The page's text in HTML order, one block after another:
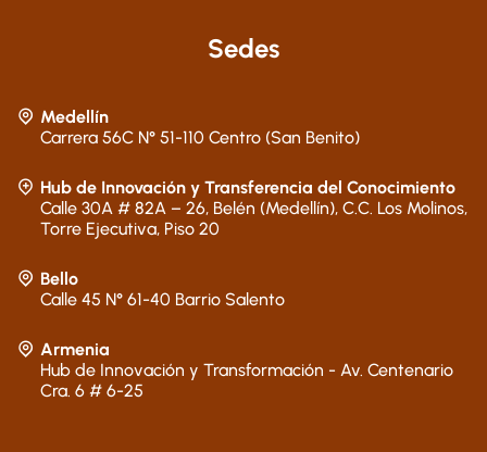
Sedes
Medellín
Carrera 56C N° 51-110 Centro (San Benito)
Hub de Innovación y Transferencia del Conocimiento
Calle 30A # 82A – 26, Belén (Medellín), C.C. Los Molinos,
Torre Ejecutiva, Piso 20
Bello
Calle 45 N° 61-40 Barrio Salento
Armenia
Hub de Innovación y Transformación - Av. Centenario
Cra. 6 # 6-25